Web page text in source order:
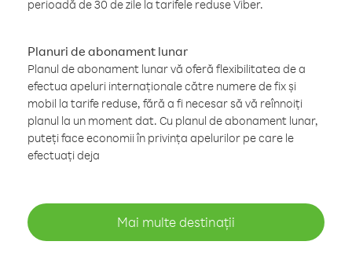
perioadă de 30 de zile la tarifele reduse Viber.
Planuri de abonament lunar
Planul de abonament lunar vă oferă flexibilitatea de a
efectua apeluri internaționale către numere de fix și
mobil la tarife reduse, fără a fi necesar să vă reînnoiți
planul la un moment dat. Cu planul de abonament lunar,
puteți face economii în privința apelurilor pe care le
efectuați deja
Mai multe destinații